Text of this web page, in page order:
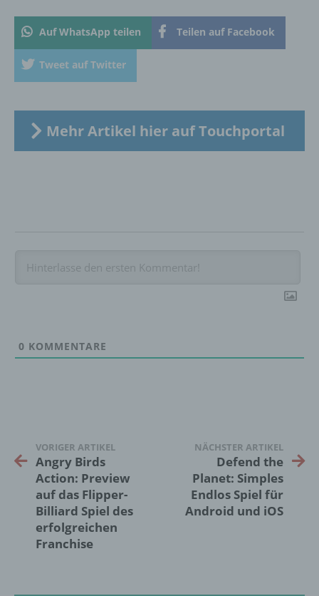
Auf WhatsApp teilen Teilen auf Facebook
Tweet auf Twitter
Mehr Artikel hier auf Touchportal
0 KOMMENTARE
VORIGER ARTIKEL
Angry Birds
Action: Preview
auf das Flipper-
Billiard Spiel des
erfolgreichen
Franchise
NÄCHSTER ARTIKEL
Defend the
Planet: Simples
Endlos Spiel für
Android und iOS
Verbreitung oder eine andere Form der
Bereitstellung, den Abgleich oder die
Löschen oder die Vernichtung.
Einschränkung der Verarbeitung ist die
Markierung gespeicherter
Profiling ist jede Art der automatisierten
zu bewerten, insbesondere, um Aspekte
f) Pseudonymisierung
Pseudonymisierung ist die Verarbeitung
personenbezogener Daten in einer Weise,
auf welche die personenbezogenen Daten